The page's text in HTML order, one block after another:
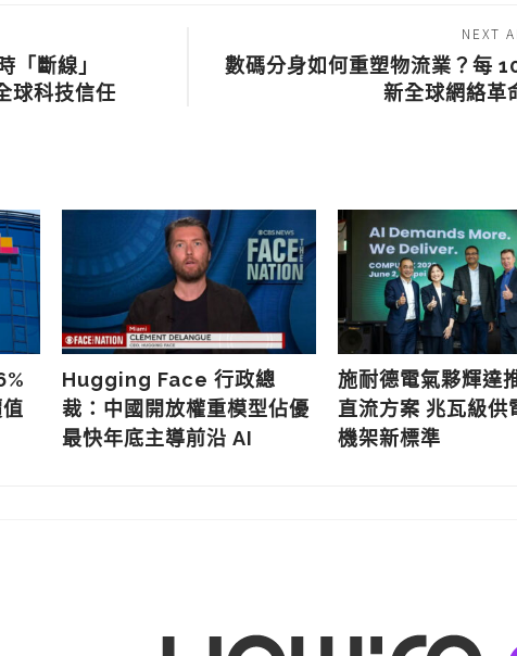
「斷線」
球科技信任
NEXT
數碼分身如何重塑物流業？每
新全球網絡革
Hugging Face 行政總
裁：中國開放權重模型佔優
最快年底主導前沿 AI
施耐德電氣夥輝達
直流方案 兆瓦級供
機架新標準